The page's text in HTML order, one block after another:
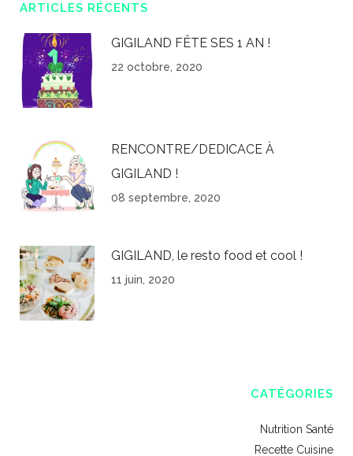
ARTICLES RÉCENTS
GIGILAND FÊTE SES 1 AN !
22 octobre, 2020
RENCONTRE/DEDICACE À
GIGILAND !
08 septembre, 2020
GIGILAND, le resto food et cool !
11 juin, 2020
CATÉGORIES
Nutrition Santé
Recette Cuisine